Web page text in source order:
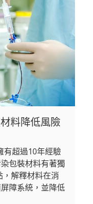
料降低風險
有超過10年經驗
包裝材料有著獨
解釋材料在消
障系統，並降低